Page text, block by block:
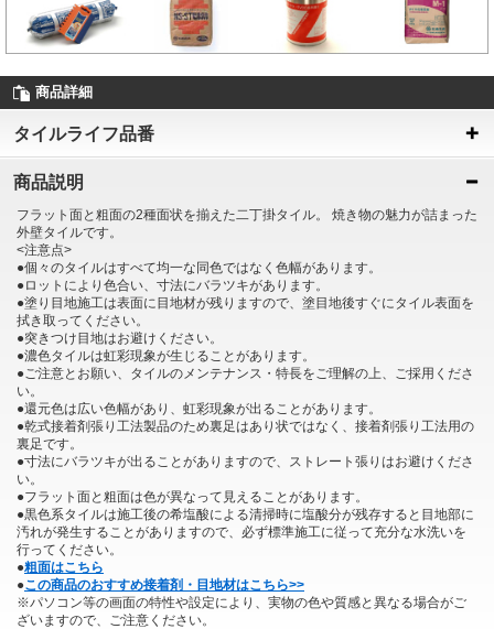
商品詳細
タイルライフ品番
商品説明
フラット面と粗面の2種面状を揃えた二丁掛タイル。 焼き物の魅力が詰まった
外壁タイルです。
<注意点>
●個々のタイルはすべて均一な同色ではなく色幅があります。
●ロットにより色合い、寸法にバラツキがあります。
●塗り目地施工は表面に目地材が残りますので、塗目地後すぐにタイル表面を
拭き取ってください。
●突きつけ目地はお避けください。
●濃色タイルは虹彩現象が生じることがあります。
●ご注意とお願い、タイルのメンテナンス・特長をご理解の上、ご採用くださ
い。
●還元色は広い色幅があり、虹彩現象が出ることがあります。
●乾式接着剤張り工法製品のため裏足はあり状ではなく、接着剤張り工法用の
裏足です。
●寸法にバラツキが出ることがありますので、ストレート張りはお避けくださ
い。
●フラット面と粗面は色が異なって見えることがあります。
●黒色系タイルは施工後の希塩酸による清掃時に塩酸分が残存すると目地部に
汚れが発生することがありますので、必ず標準施工に従って充分な水洗いを
行ってください。
●粗面はこちら
●この商品のおすすめ接着剤・目地材はこちら>>
※パソコン等の画面の特性や設定により、実物の色や質感と異なる場合がご
ざいますので、ご注意ください。